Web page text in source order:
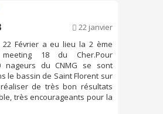
22 janvier
22 Février a eu lieu la 2 ème
18 du Cher.Pour
nageurs du CNMG se sont
le bassin de Saint Florent sur
de très bon résultats
très encourageants pour la